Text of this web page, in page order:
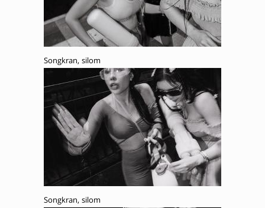
Songkran, silom
Songkran, silom